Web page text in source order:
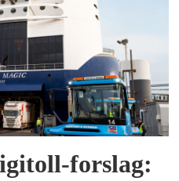
forslag: